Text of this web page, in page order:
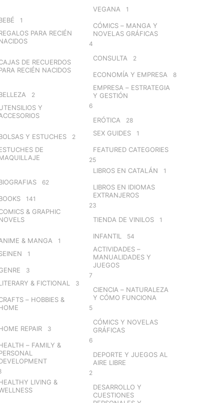
1
PARA RECIÉN
DE RECUERDOS
RECIÉN NACIDOS
2
Y
Y ESTUCHES 2
DE
62
141
& GRAPHIC
& MANGA 1
1
3
& FICTIONAL 3
– HOBBIES &
REPAIR 3
– FAMILY &
LIVING &
VEGANA 1
CÓMICS – MANGA Y
NOVELAS GRÁFICAS
4
CONSULTA 2
ECONOMÍA Y EMPRESA 8
EMPRESA – ESTRATEGIA
Y GESTIÓN
6
ERÓTICA 28
SEX GUIDES 1
FEATURED CATEGORIES
25
LIBROS EN CATALÁN 1
LIBROS EN IDIOMAS
EXTRANJEROS
23
TIENDA DE VINILOS 1
INFANTIL 54
ACTIVIDADES –
MANUALIDADES Y
JUEGOS
7
CIENCIA – NATURALEZA
Y CÓMO FUNCIONA
5
CÓMICS Y NOVELAS
GRÁFICAS
6
DEPORTE Y JUEGOS AL
AIRE LIBRE
2
DESARROLLO Y
CUESTIONES